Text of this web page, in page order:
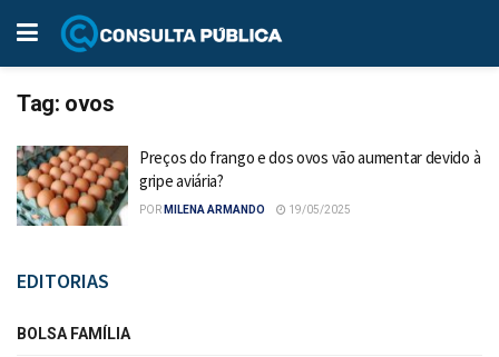
Tag: ovos
Preços do frango e dos ovos vão aumentar devido à
gripe aviária?
POR MILENA ARMANDO 19/05/2025
EDITORIAS
BOLSA FAMÍLIA